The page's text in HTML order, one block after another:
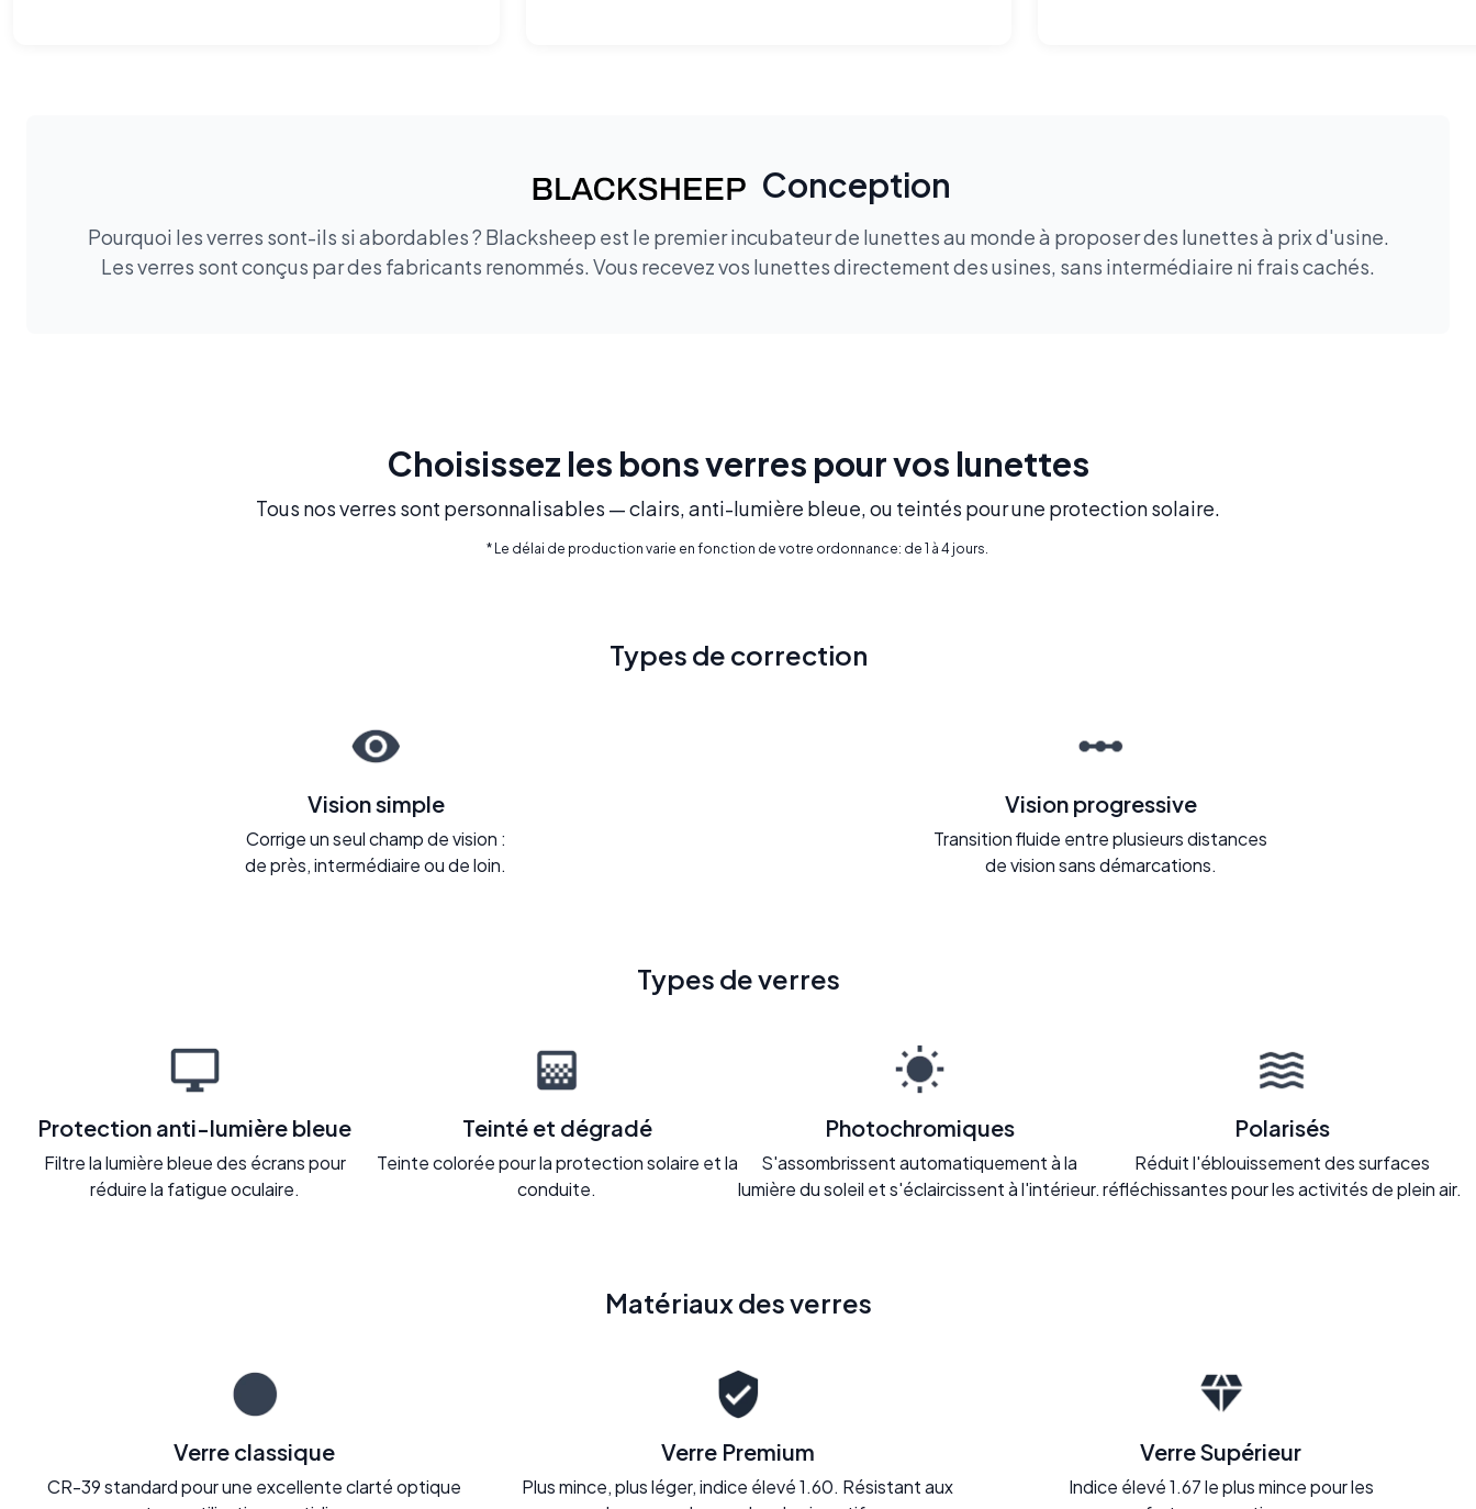
Conception
Pourquoi les verres sont-ils si abordables ? Blacksheep est le premier incubateur de lunettes au monde à proposer des lunettes à prix d'usine.
Les verres sont conçus par des fabricants renommés. Vous recevez vos lunettes directement des usines, sans intermédiaire ni frais cachés.
Choisissez les bons verres pour vos lunettes
Tous nos verres sont personnalisables — clairs, anti-lumière bleue, ou teintés pour une protection solaire.
* Le délai de production varie en fonction de votre ordonnance: de 1 à 4 jours.
Types de correction
Vision simple
Corrige un seul champ de vision :
de près, intermédiaire ou de loin.
Vision progressive
Transition fluide entre plusieurs distances
de vision sans démarcations.
Types de verres
Protection anti-lumière bleue
Filtre la lumière bleue des écrans pour
réduire la fatigue oculaire.
Teinté et dégradé
Teinte colorée pour la protection solaire et la
conduite.
Photochromiques
S'assombrissent automatiquement à la
lumière du soleil et s'éclaircissent à l'intérieur.
Polarisés
Réduit l'éblouissement des surfaces
réfléchissantes pour les activités de plein air.
Matériaux des verres
Verre classique
CR-39 standard pour une excellente clarté optique
Verre Premium
Plus mince, plus léger, indice élevé 1.60. Résistant aux
Verre Supérieur
Indice élevé 1.67 le plus mince pour les